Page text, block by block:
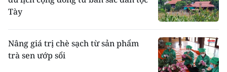
Tày
Nâng giá trị chè sạch từ sản phẩm
trà sen ướp sổi